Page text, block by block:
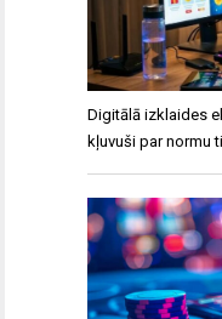
Digitālā izklaides
kļuvuši par normu